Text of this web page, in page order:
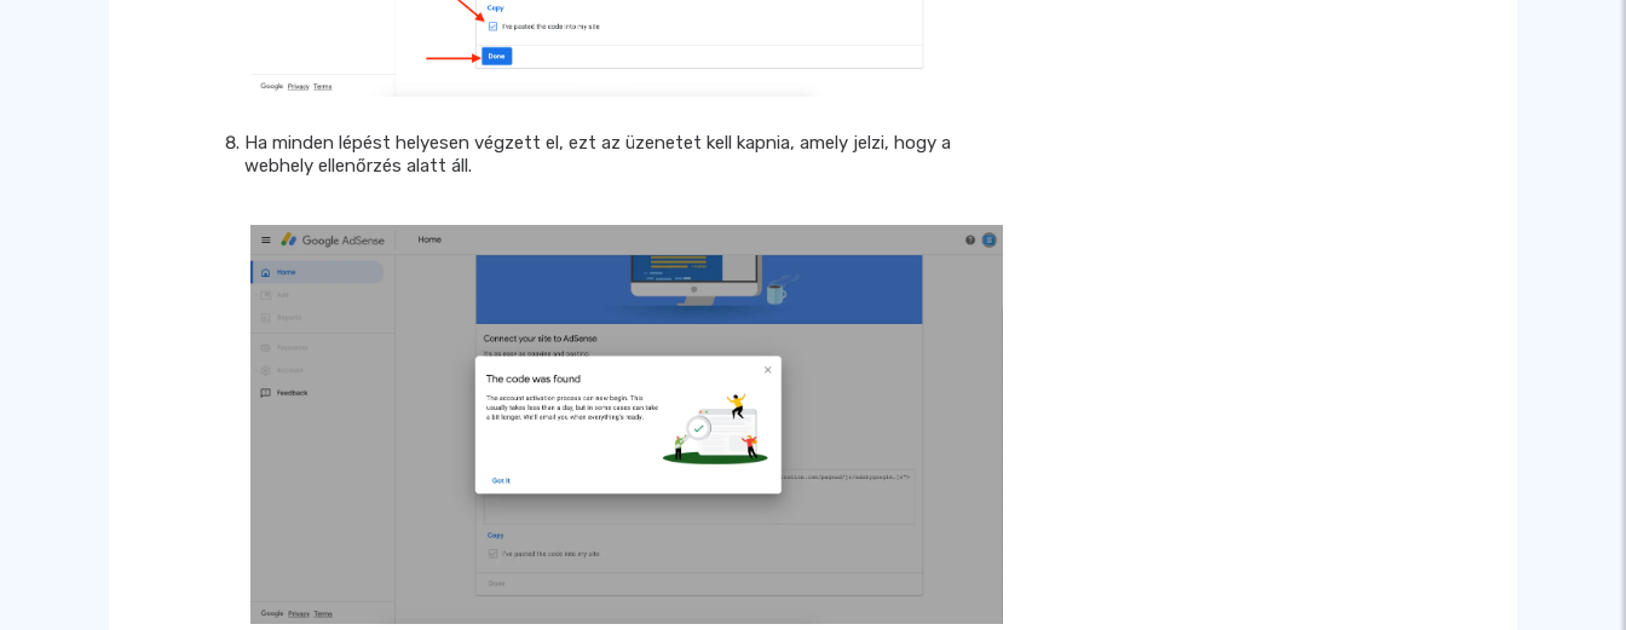
Ha minden lépést helyesen végzett el, ezt az üzenetet kell kapnia, amely jelzi, hogy a
webhely ellenőrzés alatt áll.